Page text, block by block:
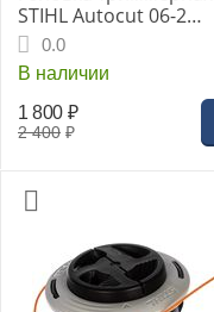
STIHL Autocut 06-2
(40067102126)
0.0
В наличии
2 400 ₽
1 800 ₽